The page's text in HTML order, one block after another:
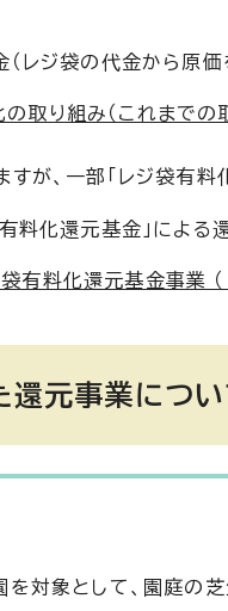
レジ袋の代金から原価
取り組み（これまでの
が、一部「レジ袋有
料化還元基金」によ
袋有料化還元基金事業
元事業につい
対象として、園庭の